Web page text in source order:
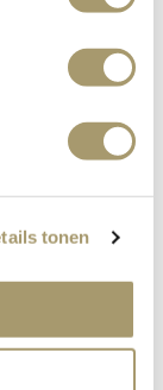
tonen
Teil
Ihr
Flexibilität und
es,
Schalen für
die